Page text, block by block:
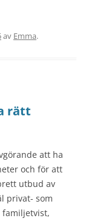
av Emma.
rätt
att ha
och för att
utbud av
privat- som